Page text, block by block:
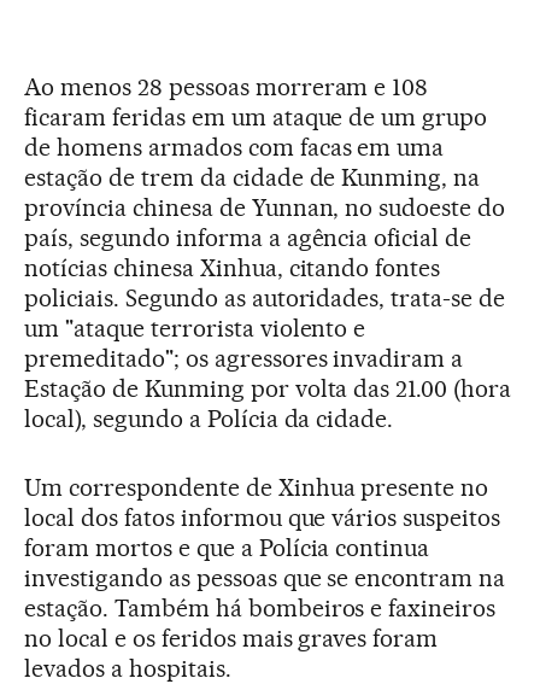
Ao menos 28 pessoas morreram e 108
ficaram feridas em um ataque de um grupo
de homens armados com facas em uma
estação de trem da cidade de Kunming, na
província chinesa de Yunnan, no sudoeste do
país, segundo informa a agência oficial de
notícias chinesa Xinhua, citando fontes
policiais. Segundo as autoridades, trata-se de
um "ataque terrorista violento e
premeditado"; os agressores invadiram a
Estação de Kunming por volta das 21.00 (hora
local), segundo a Polícia da cidade.
Um correspondente de Xinhua presente no
local dos fatos informou que vários suspeitos
foram mortos e que a Polícia continua
investigando as pessoas que se encontram na
estação. Também há bombeiros e faxineiros
no local e os feridos mais graves foram
levados a hospitais.